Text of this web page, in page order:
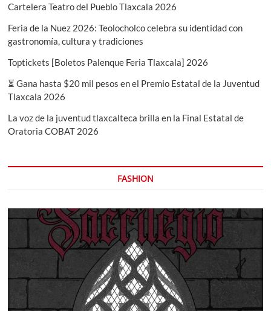
Cartelera Teatro del Pueblo Tlaxcala 2026
Feria de la Nuez 2026: Teolocholco celebra su identidad con
gastronomía, cultura y tradiciones
Toptickets [Boletos Palenque Feria Tlaxcala] 2026
⏳ Gana hasta $20 mil pesos en el Premio Estatal de la Juventud
Tlaxcala 2026
La voz de la juventud tlaxcalteca brilla en la Final Estatal de
Oratoria COBAT 2026
FASHION